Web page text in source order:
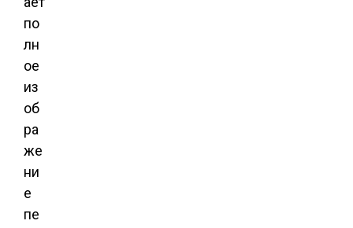
по
лн
ое
из
об
ра
же
ни
е
пе